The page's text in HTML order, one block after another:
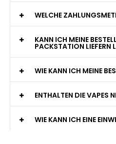
WELCHE
KANN ICH MEINE
PACKSTATION LIEFERN
WIE KANN ICH MEINE
ENTHALTEN DIE VAPES
WIE KANN ICH EINE